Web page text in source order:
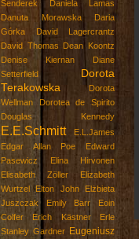
Senderek
Daniela Lamas
Danuta Morawska
Daria
Górka
David Lagercrantz
David Thomas
Dean Koontz
Denise Kiernan
Diane
Setterfield
Dorota
Terakowska
Dorota
Wellman
Dorotea de Spirito
Douglas Kennedy
E.E.Schmitt
E.L.James
Edgar Allan Poe
Edward
Pasewicz
Elina Hirvonen
Elisabeth Zöller
Elizabeth
Wurtzel
Elton John
Elżbieta
Juszczak
Emily Barr
Eoin
Colfer
Erich Kästner
Erle
Stanley Gardner Eugeniusz